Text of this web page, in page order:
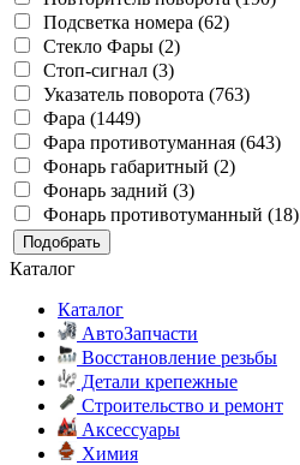
Подсветка номера (62)
Стекло Фары (2)
Стоп-сигнал (3)
Указатель поворота (763)
Фара (1449)
Фара противотуманная (643)
Фонарь габаритный (2)
Фонарь задний (3)
Фонарь противотуманный (18)
Подобрать
Каталог
Каталог
АвтоЗапчасти
Восстановление резьбы
Детали крепежные
Строительство и ремонт
Аксессуары
Химия